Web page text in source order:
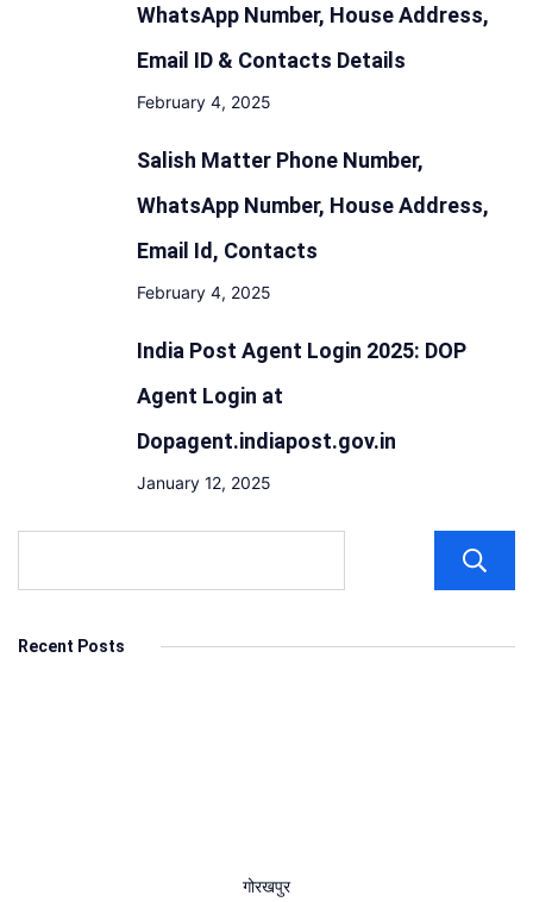
स्कूल,
रखना
होगा
WhatsApp Number, House Address,
Email ID & Contacts Details
February 4, 2025
Salish Matter Phone Number,
WhatsApp Number, House Address,
Email Id, Contacts
February 4, 2025
India Post Agent Login 2025: DOP
Agent Login at
Dopagent.indiapost.gov.in
January 12, 2025
Recent Posts
गोरखपुर